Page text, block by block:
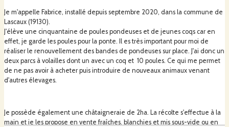
Je m'appelle Fabrice, installé depuis septembre 2020, dans la commune de
Lascaux (19130).
J'élève une cinquantaine de poules pondeuses et de jeunes coqs car en
effet, je garde les poules pour la ponte. Il es très important pour moi de
réaliser le renouvellement des bandes de pondeuses sur place. J'ai donc un
deux parcs à volailles dont un avec un coq et 10 poules. Ce qui me permet
de ne pas avoir à acheter puis introduire de nouveaux animaux venant
d'autres élevages.
Je possède également une châtaigneraie de 2ha. La récolte s'effectue à la
main et je les propose en vente fraîches, blanchies et mis sous-vide ou en